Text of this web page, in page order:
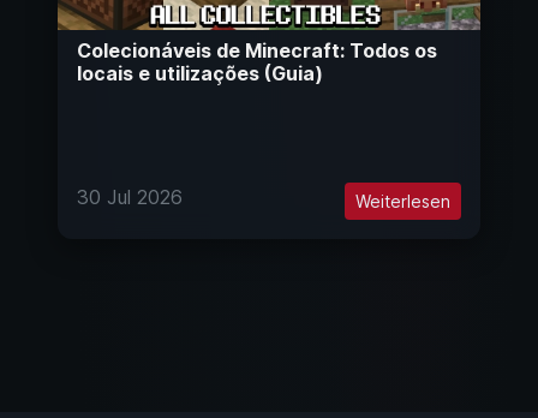
Colecionáveis de Minecraft: Todos os
locais e utilizações (Guia)
30 Jul 2026 Weiterlesen